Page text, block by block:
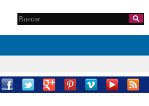
Formulario de
Search this site